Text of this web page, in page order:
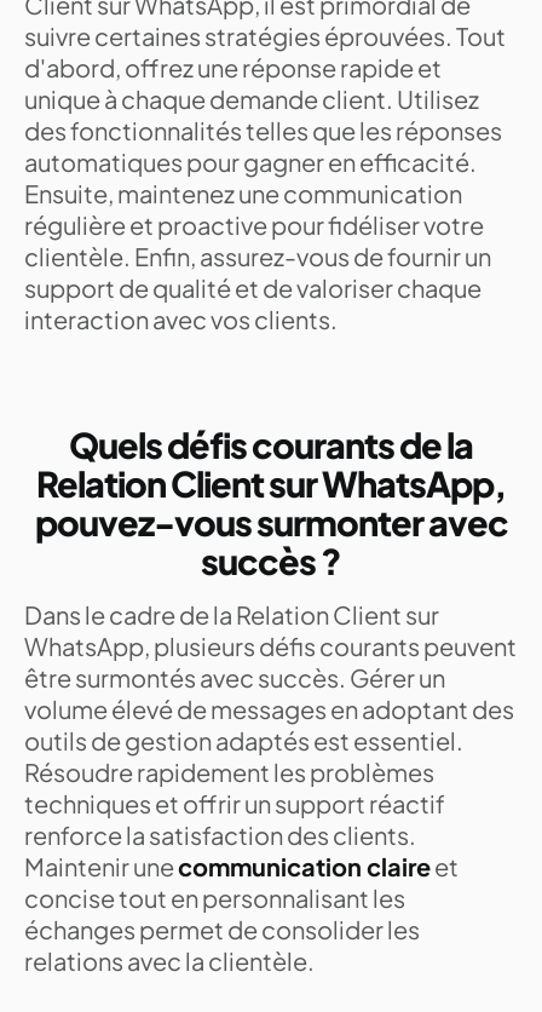
suivre certaines stratégies éprouvées. Tout
d'abord, offrez une réponse rapide et
unique à chaque demande client. Utilisez
des fonctionnalités telles que les réponses
automatiques pour gagner en efficacité.
Ensuite, maintenez une communication
régulière et proactive pour fidéliser votre
clientèle. Enfin, assurez-vous de fournir un
support de qualité et de valoriser chaque
interaction avec vos clients.
Quels défis courants de la
Relation Client sur WhatsApp,
pouvez-vous surmonter avec
succès ?
Dans le cadre de la Relation Client sur
WhatsApp, plusieurs défis courants peuvent
être surmontés avec succès. Gérer un
volume élevé de messages en adoptant des
outils de gestion adaptés est essentiel.
Résoudre rapidement les problèmes
techniques et offrir un support réactif
renforce la satisfaction des clients.
Maintenir unecommunication claireet
concise tout en personnalisant les
échanges permet de consolider les
relations avec la clientèle.